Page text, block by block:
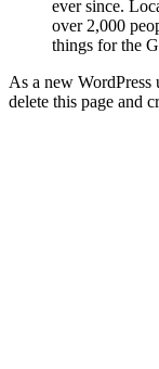
ever since.
over 2,000
things for the
As a new WordPress
delete this page and